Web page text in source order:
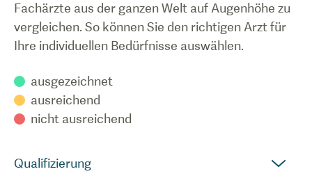
Fachärzte aus der ganzen Welt auf Augenhöhe zu
vergleichen. So können Sie den richtigen Arzt für
Ihre individuellen Bedürfnisse auswählen.
ausgezeichnet
ausreichend
nicht ausreichend
Qualifizierung